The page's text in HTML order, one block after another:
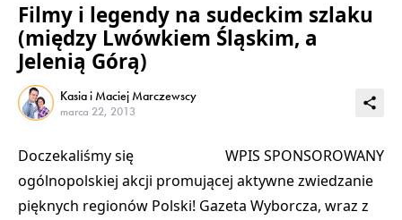
Filmy i legendy na sudeckim szlaku
(między Lwówkiem Śląskim, a
Jelenią Górą)
Kasia i Maciej Marczewscy
marca 22, 2013
WPIS SPONSOROWANY
Doczekaliśmy się
ogólnopolskiej akcji promującej aktywne zwiedzanie
pięknych regionów Polski! Gazeta Wyborcza, wraz z